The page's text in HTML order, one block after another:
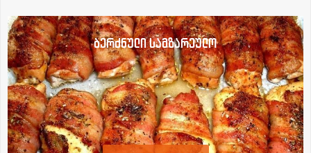
ბერძნული სამზარეულო